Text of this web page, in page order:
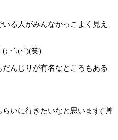
る人がみんなかっこよく見え
･`д･´)(笑)
んじりが有名なところもある
いに行きたいなと思います(´艸